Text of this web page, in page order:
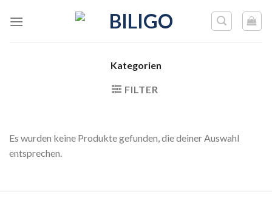
Kategorien
FILTER
Es wurden keine Produkte gefunden, die deiner Auswahl
entsprechen.